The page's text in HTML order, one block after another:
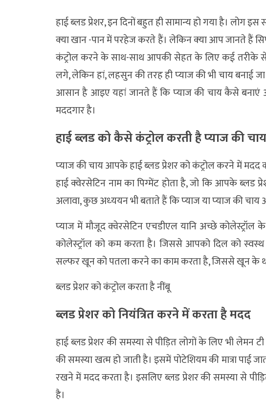
हाई ब्‍लड प्रेशर, इन दिनों बहुत ही सामान्‍य हो गया है।
क्‍या खान -पान में परहेज करते हैं। लेक‍िन क्‍या आप जानते हैं
कंट्रोल करने के साथ-साथ आपकी सेहत के लिए कई तरीके
लगे, लेकिन हां, लहसुन की तरह ही प्‍याज की भी चाय बनाई
आसान है आइए यहां जानते हैं कि प्‍याज की चाय कैसे
मददगार है।
हाई ब्‍लड को कैसे कंट्रोल करती है प्‍याज की
प्‍याज की चाय आपके हाई ब्‍लड प्रेशर को कंट्रोल करने में
हाई क्‍वेरसेटिन नाम का पिग्‍मेंट होता है, जो कि आपके ब्‍लड
अलावा, कुछ अध्‍ययन भी बताते हैं कि प्‍याज या प्‍याज की चाय
प्‍याज में मौजूद क्वेरसेटिन एचडीएल यानि अच्छे कोलेस्ट्रॉल
कोलेस्‍ट्रॉल को कम करता है। जिससे आपको दिल को
सल्फर खून को पतला करने का काम करता है, जिससे खून के
ब्लड प्रेशर को कंट्रोल करता है नींबू
ब्लड प्रेशर को नियंत्रित करने में करता है मदद
हाई ब्लड प्रेशर की समस्या से पीड़ित लोगों के लिए भी लेमन
की समस्या खत्म हो जाती है। इसमें पोटेशियम की मात्रा पाई
रखने में मदद करता है। इसलिए ब्लड प्रेशर की समस्या से
है।